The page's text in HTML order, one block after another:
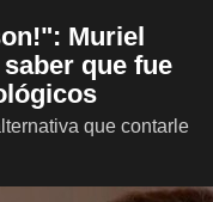
Muriel
que fue
que contarle